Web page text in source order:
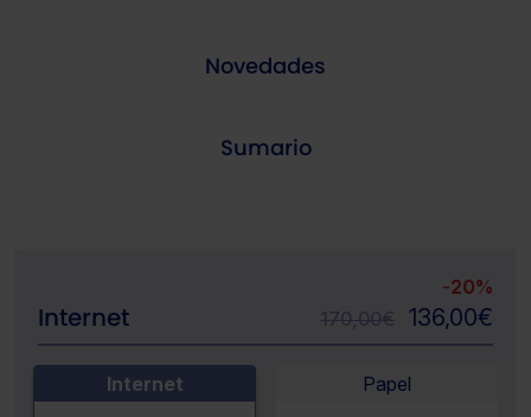
Novedades
Sumario
Internet
-20%
170,00€ 136,00€
Internet Papel